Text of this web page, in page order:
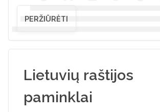
PERŽIŪRĖTI
Lietuvių raštijos
paminklai